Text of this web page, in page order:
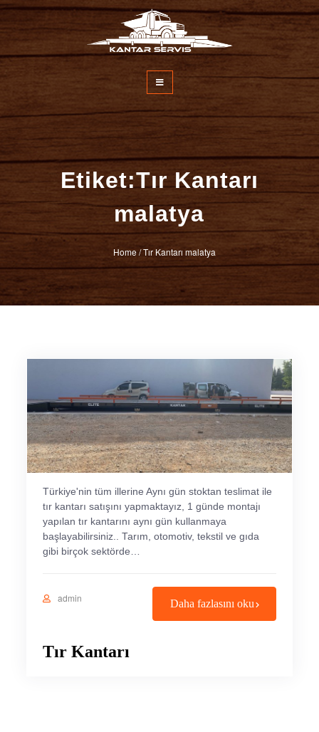
İçeriğe
Kantar Servisi
Etiket:Tır Kantarı
malatya
Home/Tır Kantarı malatya
Türkiye'nin tüm illerine Aynı gün stoktan teslimat ile
tır kantarı satışını yapmaktayız, 1 günde montajı
yapılan tır kantarını aynı gün kullanmaya
başlayabilirsiniz.. Tarım, otomotiv, tekstil ve gıda
gibi birçok sektörde…
admin Daha fazlasını oku
Tır Kantarı